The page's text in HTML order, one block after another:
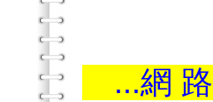
...網